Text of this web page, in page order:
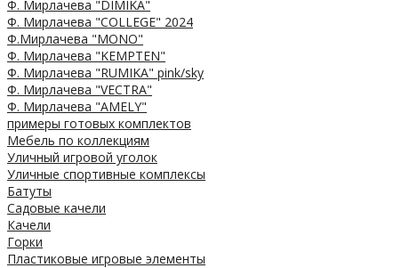
Ф. Мирлачева "DIMIKA"
Ф. Мирлачева "COLLEGE" 2024
Ф.Мирлачева "MONO"
Ф. Мирлачева "KEMPTEN"
Ф. Мирлачева "RUMIKA" pink/sky
Ф. Мирлачева "VECTRA"
Ф. Мирлачева "AMELY"
примеры готовых комплектов
Мебель по коллекциям
Уличный игровой уголок
Уличные спортивные комплексы
Батуты
Садовые качели
Качели
Горки
Пластиковые игровые элементы